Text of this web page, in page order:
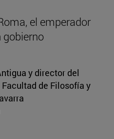
el emperador
gobierno
y director del
de Filosofía y